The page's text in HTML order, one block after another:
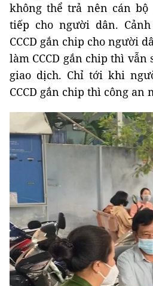
không thể trả nên cán
tiếp cho người dân.
CCCD gắn chip cho người
làm CCCD gắn chip thì vẫn
giao dịch. Chỉ tới khi
CCCD gắn chip thì công an